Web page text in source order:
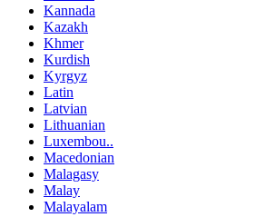
Kannada
Kazakh
Khmer
Kurdish
Kyrgyz
Latin
Latvian
Lithuanian
Luxembou..
Macedonian
Malagasy
Malay
Malayalam